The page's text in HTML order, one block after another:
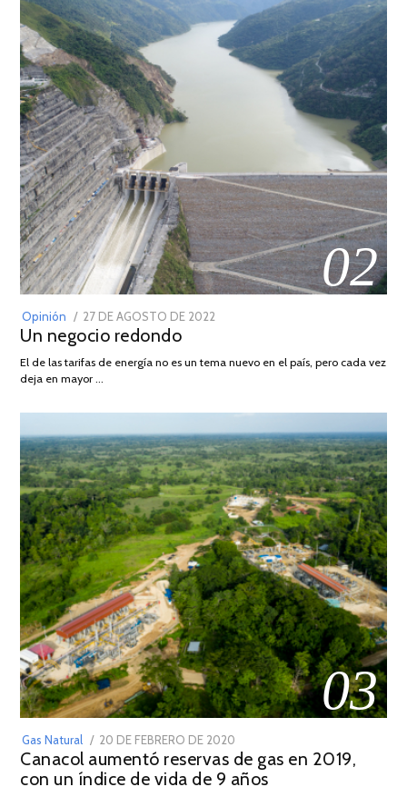
02
Opinión
POSTED
ON
27 DE AGOSTO DE 2022
DE
Un negocio redondo
El de las tarifas de energía no es un tema nuevo en el país, pero cada vez
deja en mayor …
03
Gas Natural
POSTED
ON
20 DE FEBRERO DE 2020
DE
JULIO
Canacol aumentó reservas de gas en 2019,
con un índice de vida de 9 años